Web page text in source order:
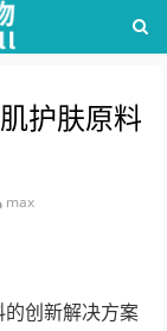
护肤原料
max